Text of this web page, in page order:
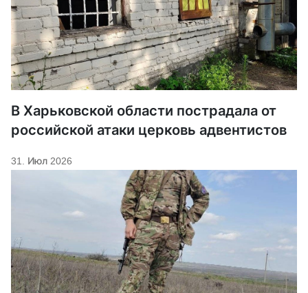
В Харьковской области пострадала от
российской атаки церковь адвентистов
31. Июл 2026